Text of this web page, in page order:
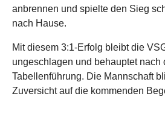
anbrennen und spielte den Sieg
nach Hause.
Mit diesem 3:1-Erfolg bleibt die
ungeschlagen und behauptet nach
Tabellenführung. Die Mannschaft
Zuversicht auf die kommenden